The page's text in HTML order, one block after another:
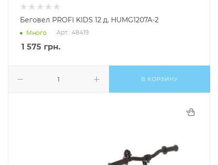
Беговел PROFI KIDS 12 д. HUMG1207A-2
Много Арт.: 48419
1 575 грн.
В КОРЗИНУ